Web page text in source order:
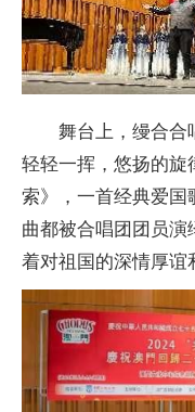
舞台上，缦合合
轻轻一挥，悠扬的旋
索》，一首经典爱国
曲都被合唱团团员演
着对祖国的深情厚谊